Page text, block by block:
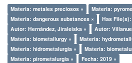
Materia: metales preciosos ×
Materia:
Materia: dangerous substances ×
Has
Autor: Hernández, Jiraleiska ×
Autor:
Materia: biometallurgy ×
Materia:
Materia: hidrometalurgia ×
Materia:
Materia: pirometalurgia ×
Fecha: 2019 ×